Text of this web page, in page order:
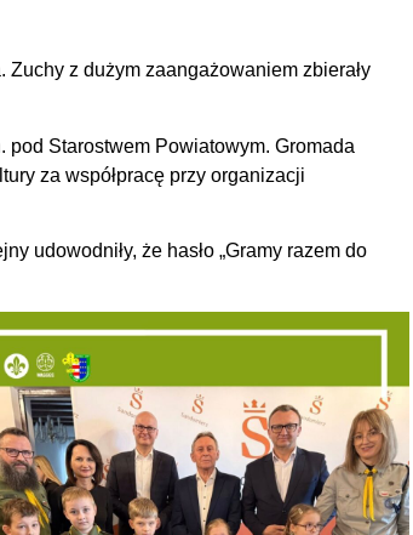
Zuchy z dużym zaangażowaniem zbierały
pod Starostwem Powiatowym. Gromada
za współpracę przy organizacji
udowodniły, że hasło „Gramy razem do